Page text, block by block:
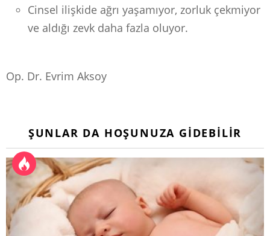
Cinsel ilişkide ağrı yaşamıyor, zorluk çekmiyor
ve aldığı zevk daha fazla oluyor.
Op. Dr. Evrim Aksoy
ŞUNLAR DA HOŞUNUZA GIDEBILIR